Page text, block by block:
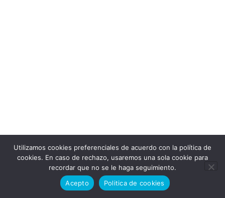
Utilizamos cookies preferenciales de acuerdo con la política de
cookies. En caso de rechazo, usaremos una sola cookie para
recordar que no se le haga seguimiento.
Acepto
Politica de cookies